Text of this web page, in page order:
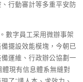
行動審計等多重平安防
數字員工采用微辦事架
擺設效能模塊，今朝已
運維、行政辦公協劃一
現有信息體系無縫對